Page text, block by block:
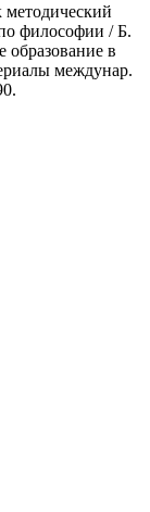
философии / Б.
в
междунар.